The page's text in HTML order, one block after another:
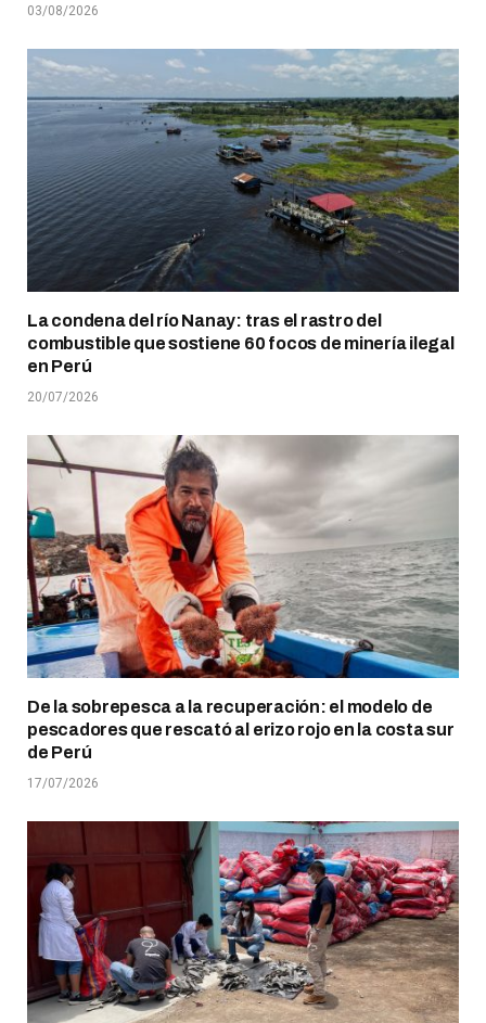
03/08/2026
La condena del río Nanay: tras el rastro del
combustible que sostiene 60 focos de minería ilegal
en Perú
20/07/2026
De la sobrepesca a la recuperación: el modelo de
pescadores que rescató al erizo rojo en la costa sur
de Perú
17/07/2026